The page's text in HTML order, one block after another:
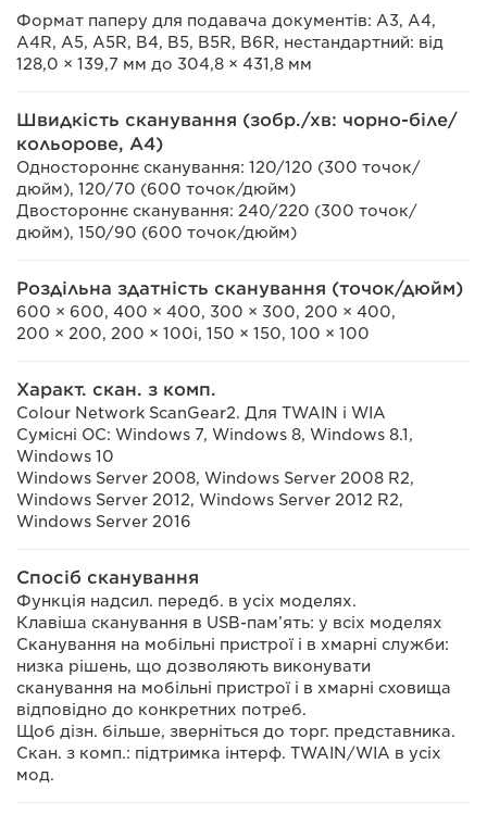
Формат паперу для подавача документів: A3, A4,
A4R, A5, A5R, B4, B5, B5R, B6R, нестандартний: від
128,0 × 139,7 мм до 304,8 × 431,8 мм
Швидкість сканування (зобр./хв: чорно-біле/
кольорове, A4)
Одностороннє сканування: 120/120 (300 точок/
дюйм), 120/70 (600 точок/дюйм)
Двостороннє сканування: 240/220 (300 точок/
дюйм), 150/90 (600 точок/дюйм)
Роздільна здатність сканування (точок/дюйм)
600 × 600, 400 × 400, 300 × 300, 200 × 400,
200 × 200, 200 × 100i, 150 × 150, 100 × 100
Характ. скан. з комп.
Colour Network ScanGear2. Для TWAIN і WIA
Сумісні ОС: Windows 7, Windows 8, Windows 8.1,
Windows 10
Windows Server 2008, Windows Server 2008 R2,
Windows Server 2012, Windows Server 2012 R2,
Windows Server 2016
Спосіб сканування
Функція надсил. передб. в усіх моделях.
Клавіша сканування в USB-пам’ять: у всіх моделях
Сканування на мобільні пристрої і в хмарні служби:
низка рішень, що дозволяють виконувати
сканування на мобільні пристрої і в хмарні сховища
відповідно до конкретних потреб.
Щоб дізн. більше, зверніться до торг. представника.
Скан. з комп.: підтримка інтерф. TWAIN/WIA в усіх
мод.